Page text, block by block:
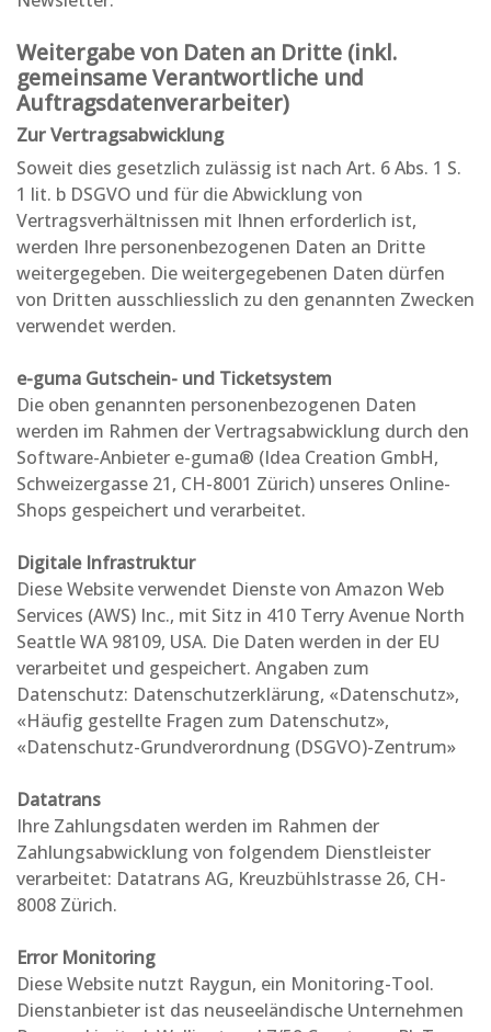
Weitergabe von Daten an Dritte (inkl.
gemeinsame Verantwortliche und
Auftragsdatenverarbeiter)
Zur Vertragsabwicklung
Soweit dies gesetzlich zulässig ist nach Art. 6 Abs. 1 S.
1 lit. b DSGVO und für die Abwicklung von
Vertragsverhältnissen mit Ihnen erforderlich ist,
werden Ihre personenbezogenen Daten an Dritte
weitergegeben. Die weitergegebenen Daten dürfen
von Dritten ausschliesslich zu den genannten Zwecken
verwendet werden.
e-guma Gutschein- und Ticketsystem
Die oben genannten personenbezogenen Daten
werden im Rahmen der Vertragsabwicklung durch den
Software-Anbieter e-guma® (Idea Creation GmbH,
Schweizergasse 21, CH-8001 Zürich) unseres Online-
Shops gespeichert und verarbeitet.
Digitale Infrastruktur
Diese Website verwendet Dienste von Amazon Web
Services (AWS) Inc., mit Sitz in 410 Terry Avenue North
Seattle WA 98109, USA. Die Daten werden in der EU
verarbeitet und gespeichert. Angaben zum
Datenschutz: Datenschutzerklärung, «Datenschutz»,
«Häufig gestellte Fragen zum Datenschutz»,
«Datenschutz-Grundverordnung (DSGVO)-Zentrum»
Datatrans
Ihre Zahlungsdaten werden im Rahmen der
Zahlungsabwicklung von folgendem Dienstleister
verarbeitet: Datatrans AG, Kreuzbühlstrasse 26, CH-
8008 Zürich.
Error Monitoring
Diese Website nutzt Raygun, ein Monitoring-Tool.
Dienstanbieter ist das neuseeländische Unternehmen